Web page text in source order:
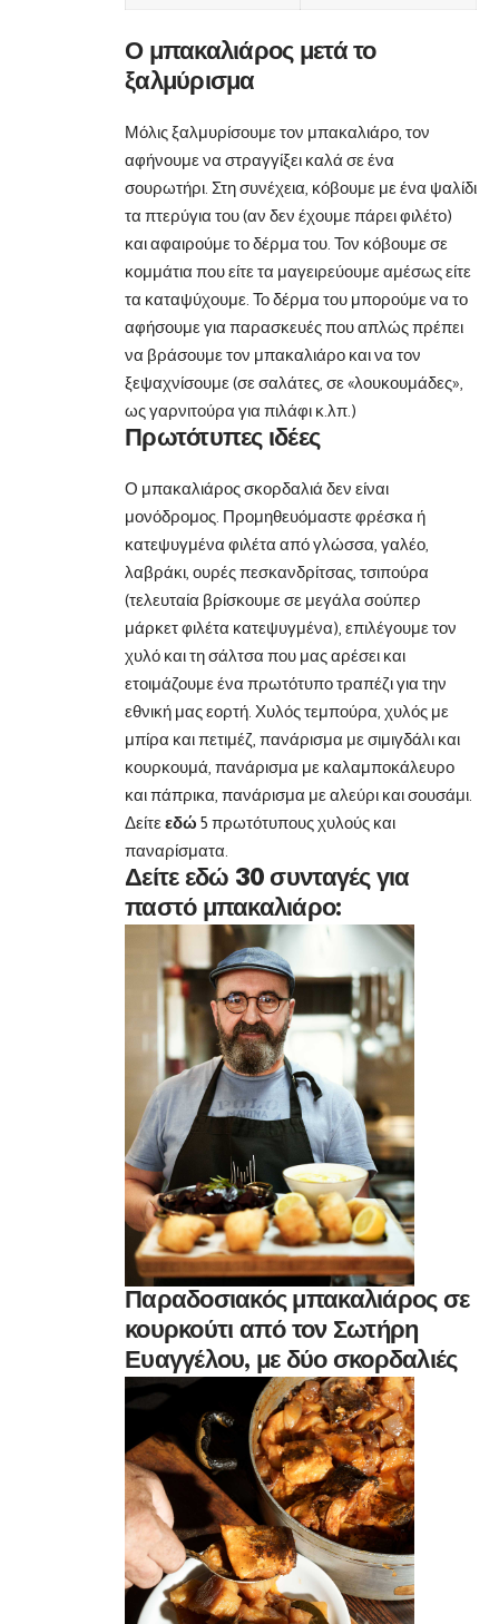
Ο μπακαλιάρος μετά το
ξαλμύρισμα
Μόλις ξαλμυρίσουμε τον μπακαλιάρο, τον
αφήνουμε να στραγγίξει καλά σε ένα
σουρωτήρι. Στη συνέχεια, κόβουμε με ένα ψαλίδι
τα πτερύγια του (αν δεν έχουμε πάρει φιλέτο)
και αφαιρούμε το δέρμα του. Τον κόβουμε σε
κομμάτια που είτε τα μαγειρεύουμε αμέσως είτε
τα καταψύχουμε. Το δέρμα του μπορούμε να το
αφήσουμε για παρασκευές που απλώς πρέπει
να βράσουμε τον μπακαλιάρο και να τον
ξεψαχνίσουμε (σεσαλάτες , σε «λουκουμάδες»,
ως γαρνιτούρα για πιλάφι κ.λπ.)
Πρωτότυπες ιδέες
Ο μπακαλιάρος σκορδαλιά δεν είναι
μονόδρομος. Προμηθευόμαστε φρέσκα ή
κατεψυγμένα φιλέτα από γλώσσα, γαλέο,
λαβράκι, ουρές πεσκανδρίτσας, τσιπούρα
(τελευταία βρίσκουμε σε μεγάλα σούπερ
μάρκετ φιλέτα κατεψυγμένα), επιλέγουμε τον
χυλό και τη σάλτσα που μας αρέσει και
ετοιμάζουμε ένα πρωτότυπο τραπέζι για την
εθνική μας εορτή. Χυλός τεμπούρα, χυλός με
μπίρα και πετιμέζ, πανάρισμα με σιμιγδάλι και
κουρκουμά, πανάρισμα με καλαμποκάλευρο
και πάπρικα, πανάρισμα με αλεύρι και σουσάμι.
Δείτεεδώ 5 πρωτότυπους χυλούς και
παναρίσματα.
Δείτε εδώ 30 συνταγές για
παστό μπακαλιάρο:
Παραδοσιακός μπακαλιάρος σε
κουρκούτι από τον Σωτήρη
Ευαγγέλου, με δύο σκορδαλιές